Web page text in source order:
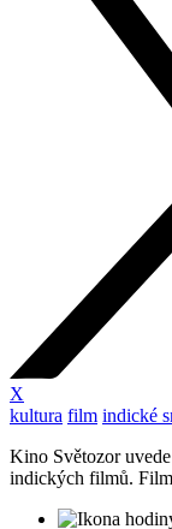
X
kultura film indické
Kino Světozor
indických filmů.